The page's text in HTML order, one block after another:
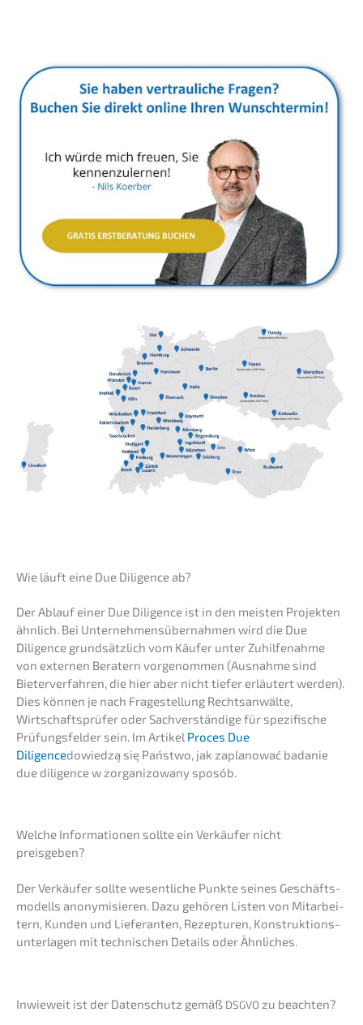
Wie läuft eine Due Diligence ab?
Der Ablauf einer Due Diligence ist in den meisten Projek­ten
ähnlich. Bei Unter­neh­mens­über­nah­men wird die Due
Diligence grund­sätz­lich vom Käufer unter Zuhil­fe­nah­me
von exter­nen Beratern vorge­nom­men (Ausnah­me sind
Bieter­ver­fah­ren, die hier aber nicht tiefer erläu­tert werden).
Dies können je nach Frage­stel­lung Rechts­an­wäl­te,
Wirtschafts­prü­fer oder Sachver­stän­di­ge für spezi­fi­sche
Prüfungs­fel­der sein. Im Artikel Proces Due
Diligencedowied­zą się Państ­wo, jak zapla­no­wać badanie
due diligence w zorga­ni­zowa­ny sposób.
Welche Infor­ma­tio­nen sollte ein Verkäu­fer nicht
preisgeben?
Der Verkäu­fer sollte wesent­li­che Punkte seines Geschäfts­
mo­dells anony­mi­sie­ren. Dazu gehören Listen von Mitar­bei­
tern, Kunden und Liefe­ran­ten, Rezep­tu­ren, Konstruk­ti­ons­
un­ter­la­gen mit techni­schen Details oder Ähnliches.
Inwie­weit ist der Daten­schutz gemäß DSGVO zu beachten?